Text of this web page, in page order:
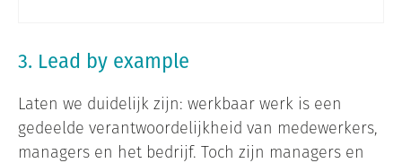
3. Lead by example
Laten we duidelijk zijn: werkbaar werk is een
gedeelde verantwoordelijkheid van medewerkers,
managers en het bedrijf. Toch zijn managers en